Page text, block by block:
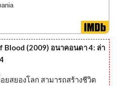
Blood (2009) อนาคอนดา 4: ล่า
สยองโลก สามารถสร้างชีวิต